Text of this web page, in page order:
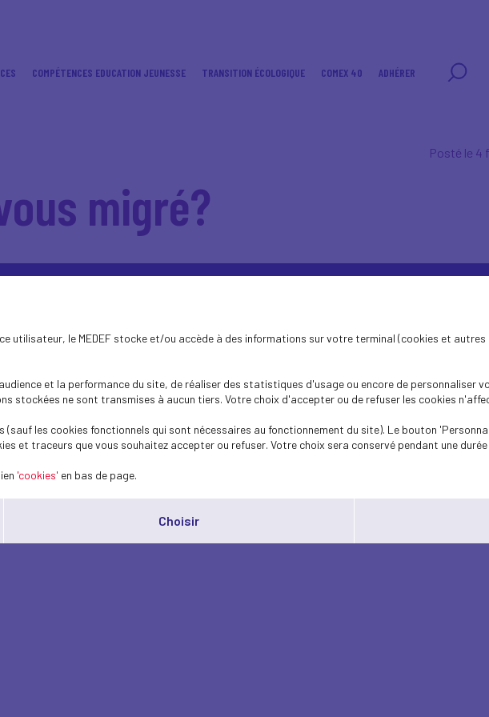
COMPÉTENCES EDUCATION JEUNESSE TRANSITION ÉCOLOGIQUE COMEX 40 ADHÉRER
Posté le 4
migré?
utilisateur, le MEDEF stocke et/ou accède à des informations sur votre terminal (cookies et
et la performance du site, de réaliser des statistiques d'usage ou encore de personnaliser
stockées ne sont transmises à aucun tiers. Votre choix d'accepter ou de refuser les cookies
(sauf les cookies fonctionnels qui sont nécessaires au fonctionnement du site). Le bouton
et traceurs que vous souhaitez accepter ou refuser. Votre choix sera conservé pendant une durée
'cookies' en bas de page.
Choisir